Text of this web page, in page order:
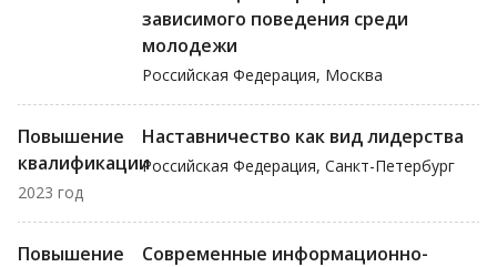
зависимого поведения среди
молодежи
Российская Федерация, Москва
Повышение
квалификации
2023 год
Наставничество как вид лидерства
Российская Федерация, Санкт-Петербург
Повышение
Современные информационно-